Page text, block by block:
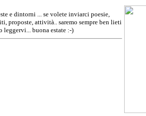
e dintorni ... se volete inviarci poesie,
proposte, attività.. saremo sempre ben lieti
leggervi... buona estate :-)